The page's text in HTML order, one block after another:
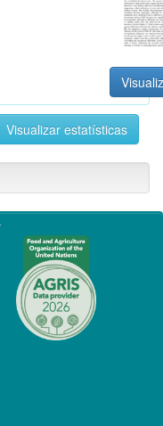
Visualizar estatísticas